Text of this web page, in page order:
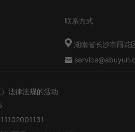
联系方式
湖南省长沙市雨花
法律法规的活动